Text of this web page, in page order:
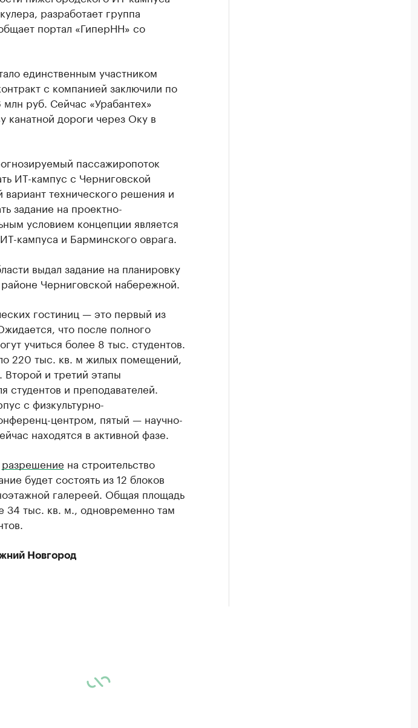
разработает группа
портал «ГиперНН» со
единственным участником
с компанией заключили по
руб. Сейчас «Урабантех»
канатной дороги через Оку в
пассажиропоток
ИТ-кампус с Черниговской
технического решения и
задание на проектно-
условием концепции является
кампуса и Барминского оврага.
выдал задание на планировку
Черниговской набережной.
гостиниц — это первый из
что после полного
учиться более 8 тыс. студентов.
220 тыс. кв. м жилых помещений,
Второй и третий этапы
студентов и преподавателей.
с физкультурно-
центром, пятый — научно-
находятся в активной фазе.
разрешение на строительство
будет состоять из 12 блоков
галереей. Общая площадь
34 тыс. кв. м., одновременно там
Новгород